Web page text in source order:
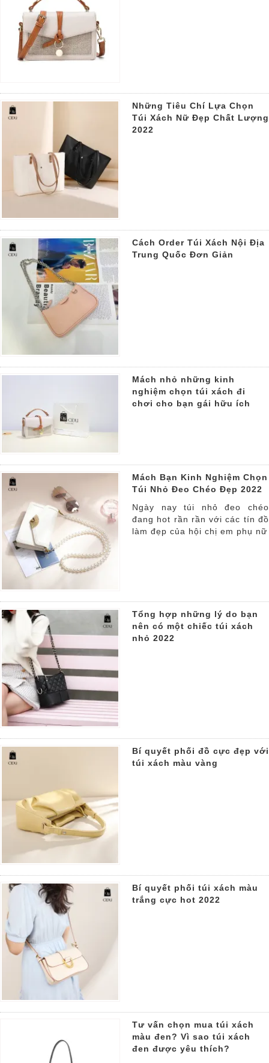
Những Tiêu Chí Lựa Chọn
Túi Xách Nữ Đẹp Chất Lượng
2022
Cách Order Túi Xách Nội Địa
Trung Quốc Đơn Giản
Mách nhỏ những kinh
nghiệm chọn túi xách đi
chơi cho bạn gái hữu ích
Mách Bạn Kinh Nghiệm Chọn
Túi Nhỏ Đeo Chéo Đẹp 2022
Ngày nay túi nhỏ đeo chéo
đang hot rần rần với các tín đồ
làm đẹp của hội chị em phụ nữ
Tổng hợp những lý do bạn
nên có một chiếc túi xách
nhỏ 2022
Bí quyết phối đồ cực đẹp với
túi xách màu vàng
Bí quyết phối túi xách màu
trắng cực hot 2022
Tư vấn chọn mua túi xách
màu đen? Vì sao túi xách
đen được yêu thích?